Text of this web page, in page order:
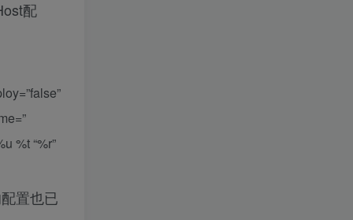
配
%t “%r”
置也已